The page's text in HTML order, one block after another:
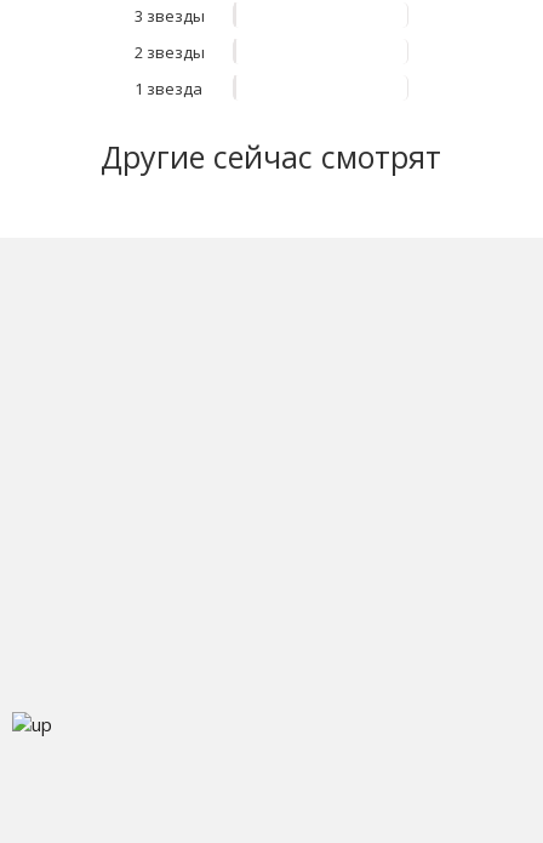
3 звезды
2 звезды
1 звезда
Другие сейчас смотрят